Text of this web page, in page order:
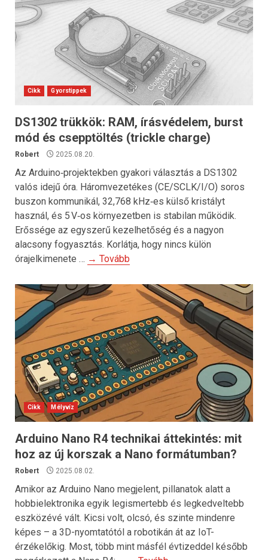
Cikk Gyorstippek
DS1302 trükkök: RAM, írásvédelem, burst
mód és csepptöltés (trickle charge)
Robert 2025.08.20.
Az Arduino‑projektekben gyakori választás a DS1302
valós idejű óra. Háromvezetékes (CE/SCLK/I/O) soros
buszon kommunikál, 32,768 kHz‑es külső kristályt
használ, és 5 V‑os környezetben is stabilan működik.
Erőssége az egyszerű kezelhetőség és a nagyon
alacsony fogyasztás. Korlátja, hogy nincs külön
órajelkimenete … → Tovább
Cikk Mélyvíz
Arduino Nano R4 technikai áttekintés: mit
hoz az új korszak a Nano formátumban?
Robert 2025.08.02.
Amikor az Arduino Nano megjelent, pillanatok alatt a
hobbielektronika egyik legismertebb és legkedveltebb
eszközévé vált. Kicsi volt, olcsó, és szinte mindenre
képes – a 3D-nyomtatótól a robotikán át az IoT-
érzékelőkig. Most, több mint másfél évtizeddel később